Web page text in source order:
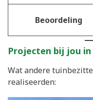
Beoordeling
Projecten bij jou
Wat andere
realiseerden: